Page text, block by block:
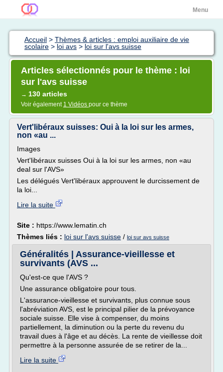
Menu
Accueil > Thèmes & articles : emploi auxiliaire de vie
scolaire > loi avs > loi sur l'avs suisse
Articles sélectionnés pour le thème : loi
sur l'avs suisse
→ 130 articles
Voir également 1 Vidéos pour ce thème
Vert'libéraux suisses: Oui à la loi sur les armes,
non «au ...
Images
Vert'libéraux suisses Oui à la loi sur les armes, non «au
deal sur l'AVS»
Les délégués Vert'libéraux approuvent le durcissement de
la loi...
Lire la suite
Site : https://www.lematin.ch
Thèmes liés : loi sur l'avs suisse / loi sur avs suisse
Généralités | Assurance-vieillesse et
survivants (AVS ...
Qu'est-ce que l'AVS ?
Une assurance obligatoire pour tous.
L'assurance-vieillesse et survivants, plus connue sous
l'abréviation AVS, est le principal pilier de la prévoyance
sociale suisse. Elle vise à compenser, du moins
partiellement, la diminution ou la perte du revenu du
travail dues à l'âge et au décès. La rente de vieillesse doit
permettre à la personne assurée de se retirer de la...
Lire la suite